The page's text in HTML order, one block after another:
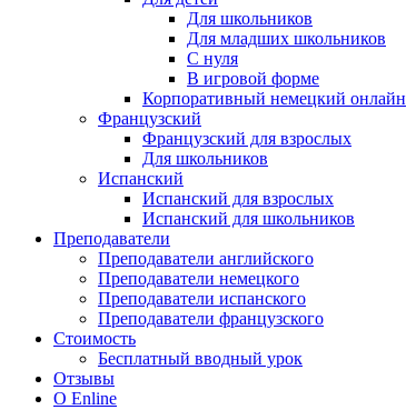
Для школьников
Для младших школьников
С нуля
В игровой форме
Корпоративный немецкий онлайн
Французский
Французский для взрослых
Для школьников
Испанский
Испанский для взрослых
Испанский для школьников
Преподаватели
Преподаватели английского
Преподаватели немецкого
Преподаватели испанского
Преподаватели французского
Стоимость
Бесплатный вводный урок
Отзывы
О Enline